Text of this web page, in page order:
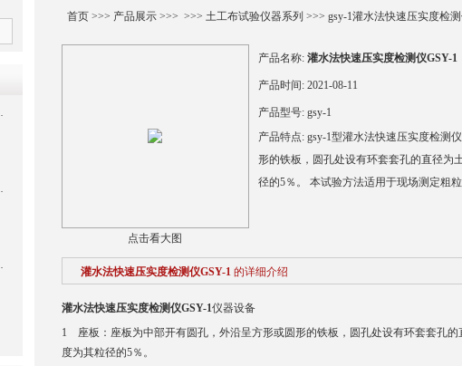
首页>>> 产品展示>>> >>> 土工布试验仪器系列 >>> gsy-1灌水法快速压实度检
点击看大图
产品名称: 灌水法快速压实度检测仪GSY-1
产品时间: 2021-08-11
产品型号: gsy-1
产品特点: gsy-1型灌水法快速压实度检测
形的铁板，圆孔处设有环套套孔的直径为
径的5％。 本试验方法适用于现场测定粗
灌水法快速压实度检测仪GSY-1 的详细介绍
灌水法快速压实度检测仪GSY-1仪器设备
1 座板：座板为中部开有圆孔，外沿呈方形或圆形的铁板，圆孔处设有环套套孔
度为其粒径的5％。
哪些？
北路仪）
河北路仪）